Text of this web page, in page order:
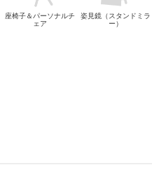
座椅子＆パーソナルチ
ェア
姿見鏡（スタンドミラ
ー）